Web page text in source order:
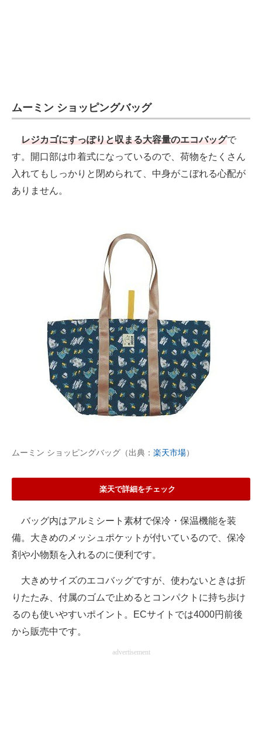
ムーミン ショッピングバッグ
レジカゴにすっぽりと収まる大容量のエコバッグで
す。開口部は巾着式になっているので、荷物をたくさん
入れてもしっかりと閉められて、中身がこぼれる心配が
ありません。
ムーミン ショッピングバッグ（出典： 楽天市場）
楽天で詳細をチェック
バッグ内はアルミシート素材で保冷・保温機能を装
備。大きめのメッシュポケットが付いているので、保冷
剤や小物類を入れるのに便利です。
大きめサイズのエコバッグですが、使わないときは折
りたたみ、付属のゴムで止めるとコンパクトに持ち歩け
るのも使いやすいポイント。ECサイトでは4000円前後
から販売中です。
advertisement